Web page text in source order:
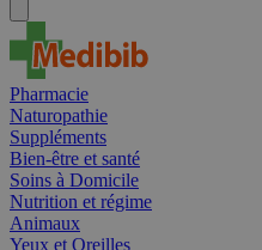
Pharmacie
Naturopathie
Suppléments
Bien-être et santé
Soins à Domicile
Nutrition et régime
Animaux
Yeux et Oreilles